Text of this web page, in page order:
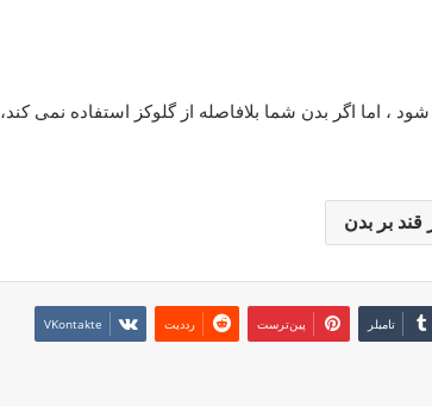
، اما اگر بدن شما بلافاصله از گلوکز استفاده نمی کند،
قند بر بدن
‫تامبلر ‫پین‌ترست ‫رددیت ‫VKontakte